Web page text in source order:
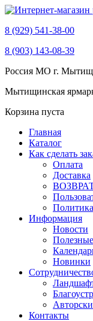
8 (929) 541-38-00
8 (903) 143-08-39
Россия МО г.
Мытищинская
Корзина пуста
Главная
Каталог
Как сделать
Оплата
Доставка
Информация
Новости
Новинки
Контакты